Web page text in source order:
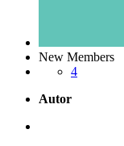
New Members
4
Autor